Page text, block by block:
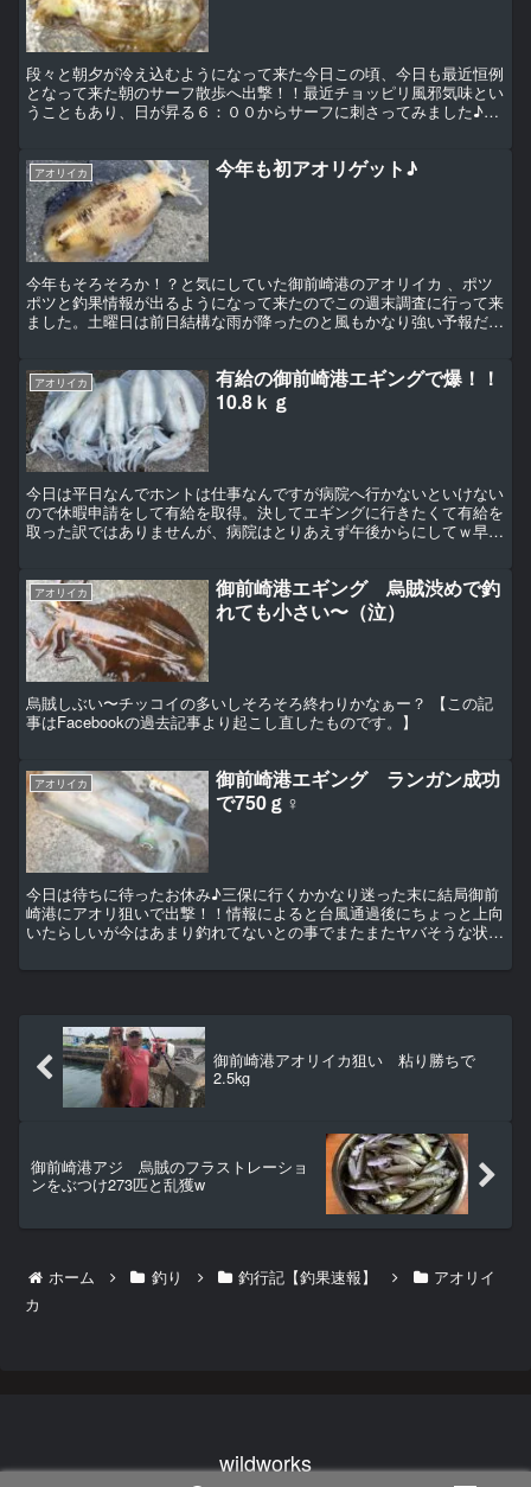
段々と朝夕が冷え込むようになって来た今日この頃、今日も最近恒例
となって来た朝のサーフ散歩へ出撃！！最近チョッピリ風邪気味とい
うこともあり、日が昇る６：００からサーフに刺さってみました♪現
アオリイカ 今年も初アオリゲット♪
今年もそろそろか！？と気にしていた御前崎港のアオリイカ 、ポツ
ポツと釣果情報が出るようになって来たのでこの週末調査に行って来
ました。土曜日は前日結構な雨が降ったのと風もかなり強い予報だっ
アオリイカ
有給の御前崎港エギングで爆！！
10.8ｋｇ
今日は平日なんでホントは仕事なんですが病院へ行かないといけない
ので休暇申請をして有給を取得。決してエギングに行きたくて有給を
取った訳ではありませんが、病院はとりあえず午後からにしてｗ早朝
アオリイカ
御前崎港エギング 烏賊渋めで釣
れても小さい〜（泣）
烏賊しぶい〜チッコイの多いしそろそろ終わりかなぁー？ 【この記
事はFacebookの過去記事より起こし直したものです。】
アオリイカ
御前崎港エギング ランガン成功
で750ｇ♀
今日は待ちに待ったお休み♪三保に行くかかなり迷った末に結局御前
崎港にアオリ狙いで出撃！！情報によると台風通過後にちょっと上向
いたらしいが今はあまり釣れてないとの事でまたまたヤバそうな状
御前崎港アオリイカ狙い 粘り勝ちで
2.5kg
御前崎港アジ 烏賊のフラストレーショ
ンをぶつけ273匹と乱獲w
ホーム 釣り 釣行記【釣果速報】
アオリイ
カ
wildworks